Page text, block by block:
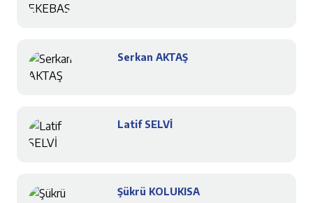
Serkan AKTAŞ
Latif SELVİ
Şükrü KOLUKISA